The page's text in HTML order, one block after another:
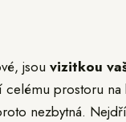
jsou vizitkou
celému prostoru na
nezbytná.